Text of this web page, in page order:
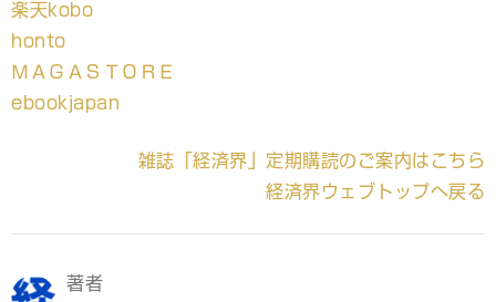
楽天kobo
honto
ＭＡＧＡＳＴＯＲＥ
ebookjapan
雑誌「経済界」定期購読のご案内はこちら
経済界ウェブトップへ戻る
著者